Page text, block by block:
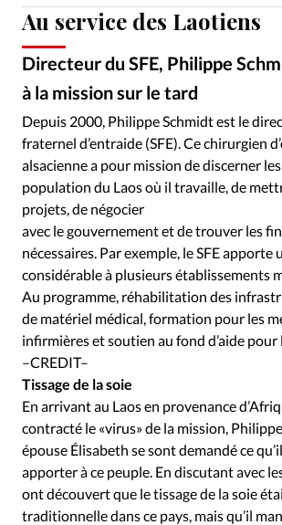
Tous les articles
Faire un don
Emploi
Se connecter
Édition: Internationale
Devise:CHF
RUBRIQUES
Tous les articles
Actualité chrétienne
Actualité internationale
Chronique
Dossier
Eglises Foi Génération
Opinions
Publireportage
Société
Vécu
Vie Intérieure
Au service des Laotiens
Directeur du SFE, Philippe
à la mission sur le tard
Depuis 2000, Philippe Schmidt est le
fraternel d’entraide (SFE). Ce chirurgien
alsacienne a pour mission de discerner
population du Laos où il travaille, de
projets, de négocier
avec le gouvernement et de trouver les
nécessaires. Par exemple, le SFE apporte
considérable à plusieurs établissements
Au programme, réhabilitation des
de matériel médical, formation pour les
infirmières et soutien au fond d’aide pour
–CREDIT–
Tissage de la soie
En arrivant au Laos en provenance
contracté le «virus» de la mission,
épouse Élisabeth se sont demandé ce
apporter à ce peuple. En discutant avec
ont découvert que le tissage de la soie
traditionnelle dans ce pays, mais qu’il